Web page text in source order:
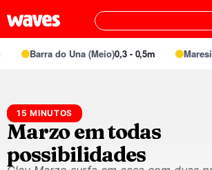
Barra do Una (Meio)0,3 - 0,5m
15 MINUTOS
Marzo em todas
possibilidades